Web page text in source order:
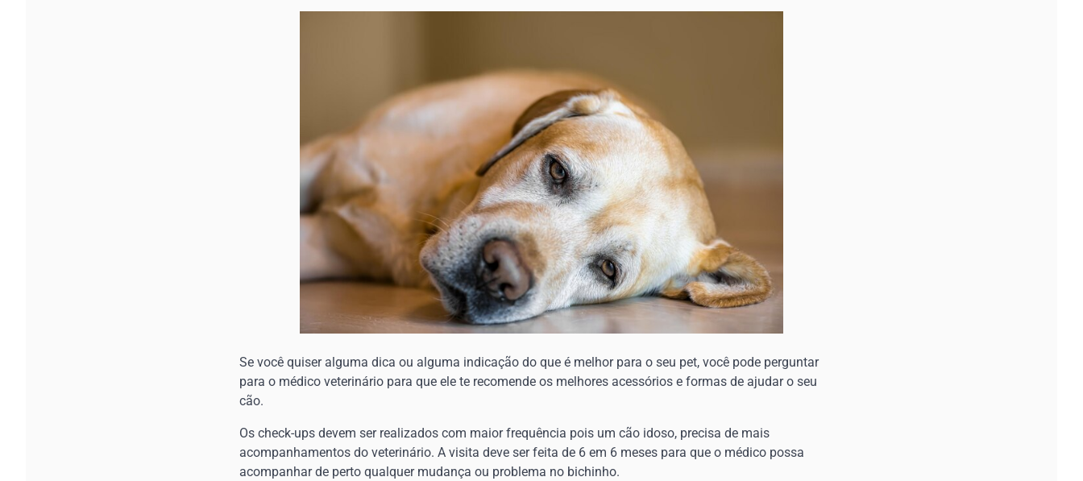
Se você quiser alguma dica ou alguma indicação do que é melhor para o seu pet, você pode perguntar
para o médico veterinário para que ele te recomende os melhores acessórios e formas de ajudar o seu
cão.
Os check-ups devem ser realizados com maior frequência pois um cão idoso, precisa de mais
acompanhamentos do veterinário. A visita deve ser feita de 6 em 6 meses para que o médico possa
acompanhar de perto qualquer mudança ou problema no bichinho.